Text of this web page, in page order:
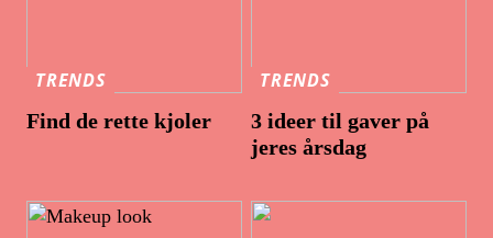
TRENDS
Find de rette kjoler
TRENDS
3 ideer til gaver på
jeres årsdag